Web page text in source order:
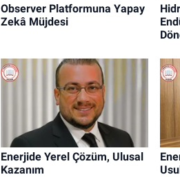
Observer Platformuna Yapay
Zekâ Müjdesi
Enerjide Yerel Çözüm, Ulusal
Kazanım